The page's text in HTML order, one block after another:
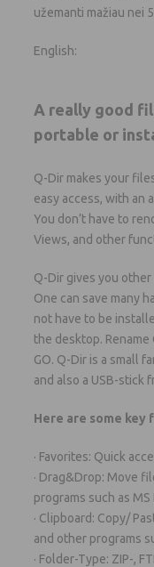
užemanti mažiau nei
English:
A really good
portable or
Q-Dir makes your
easy access, with an
You don’t have to
Views, and other
Q-Dir gives you
One can save many
not have to be
the desktop.
GO. Q-Dir is a small
and also a USB-stick
Here are some key
· Favorites: Quick
· Drag&Drop: Move
programs such as MS
· Clipboard: Copy/
and other programs
· Folder-Type: ZIP-,